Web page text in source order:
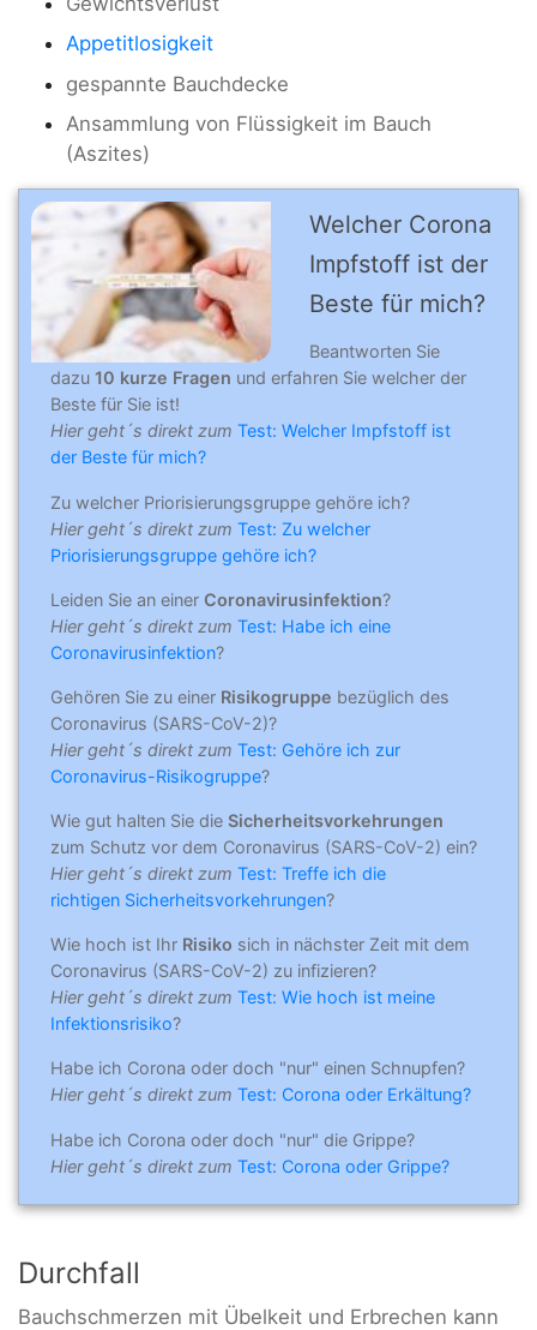
Appetitlosigkeit
gespannte Bauchdecke
Ansammlung von Flüssigkeit im Bauch
(Aszites)
Welcher Corona
Impfstoff ist der
Beste für mich?
Beantworten Sie
dazu 10 kurze Fragen und erfahren Sie welcher der
Beste für Sie ist!
Hier geht´s direkt zum Test: Welcher Impfstoff ist
der Beste für mich?
Zu welcher Priorisierungsgruppe gehöre ich?
Hier geht´s direkt zum Test: Zu welcher
Priorisierungsgruppe gehöre ich?
Leiden Sie an einer Coronavirusinfektion?
Hier geht´s direkt zum Test: Habe ich eine
Coronavirusinfektion?
Gehören Sie zu einer Risikogruppe bezüglich des
Coronavirus (SARS-CoV-2)?
Hier geht´s direkt zum Test: Gehöre ich zur
Coronavirus-Risikogruppe?
Wie gut halten Sie die Sicherheitsvorkehrungen
zum Schutz vor dem Coronavirus (SARS-CoV-2) ein?
Hier geht´s direkt zum Test: Treffe ich die
richtigen Sicherheitsvorkehrungen?
Wie hoch ist Ihr Risiko sich in nächster Zeit mit dem
Coronavirus (SARS-CoV-2) zu infizieren?
Hier geht´s direkt zum Test: Wie hoch ist meine
Infektionsrisiko?
Habe ich Corona oder doch "nur" einen Schnupfen?
Hier geht´s direkt zum Test: Corona oder Erkältung?
Habe ich Corona oder doch "nur" die Grippe?
Hier geht´s direkt zum Test: Corona oder Grippe?
Durchfall
Bauchschmerzen mit Übelkeit und Erbrechen kann